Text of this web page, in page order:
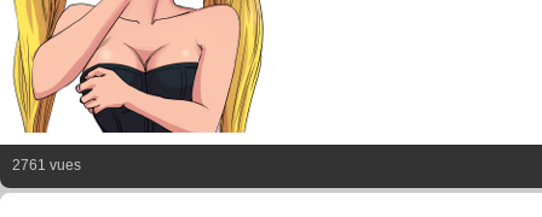
2761 vues